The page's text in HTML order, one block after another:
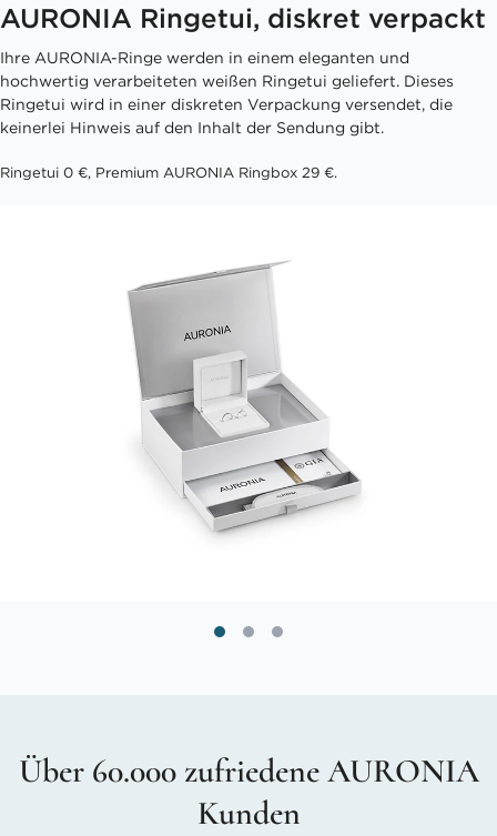
AURONIA Ringetui, diskret verpackt
Ihre AURONIA-Ringe werden in einem eleganten und
hochwertig verarbeiteten weißen Ringetui geliefert. Dieses
Ringetui wird in einer diskreten Verpackung versendet, die
keinerlei Hinweis auf den Inhalt der Sendung gibt.
Ringetui 0 €, Premium AURONIA Ringbox 29 €.
Über 60.000 zufriedene AURONIA
Kunden